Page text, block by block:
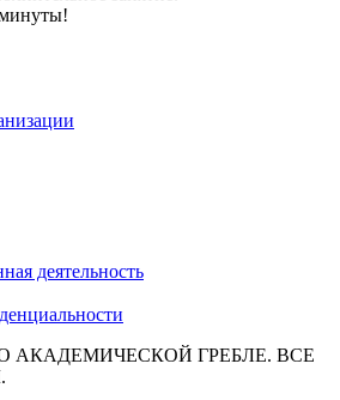
деятельность
АКАДЕМИЧЕСКОЙ ГРЕБЛЕ. ВСЕ